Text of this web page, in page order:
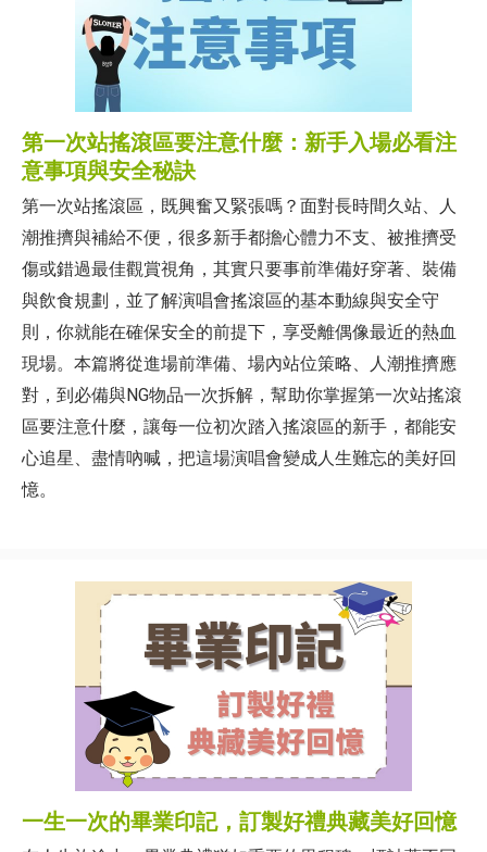
第一次站搖滾區要注意什麼：新手入場必看注
意事項與安全秘訣
第一次站搖滾區，既興奮又緊張嗎？面對長時間久站、人
潮推擠與補給不便，很多新手都擔心體力不支、被推擠受
傷或錯過最佳觀賞視角，其實只要事前準備好穿著、裝備
與飲食規劃，並了解演唱會搖滾區的基本動線與安全守
則，你就能在確保安全的前提下，享受離偶像最近的熱血
現場。本篇將從進場前準備、場內站位策略、人潮推擠應
對，到必備與NG物品一次拆解，幫助你掌握第一次站搖滾
區要注意什麼，讓每一位初次踏入搖滾區的新手，都能安
心追星、盡情吶喊，把這場演唱會變成人生難忘的美好回
憶。
一生一次的畢業印記，訂製好禮典藏美好回憶